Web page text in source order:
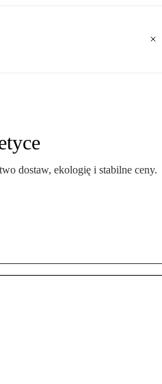
dostaw, ekologię i stabilne ceny.